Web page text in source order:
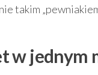
takim
w jednym